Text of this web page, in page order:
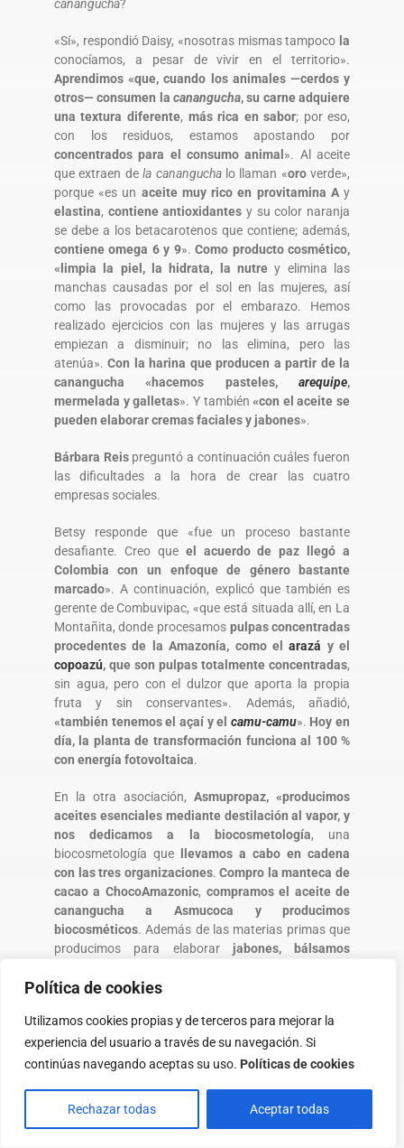
Política de cookies
Utilizamos cookies propias y de terceros para mejorar la
experiencia del usuario a través de su navegación. Si
continúas navegando aceptas su uso. Políticas de cookies
Rechazar todas Aceptar todas
canangucha?
«Sí», respondió Daisy, «nosotras mismas tampoco la
conocíamos, a pesar de vivir en el territorio».
Aprendimos «que, cuando los animales —cerdos y
otros— consumen la canangucha, su carne adquiere
una textura diferente, más rica en sabor; por eso,
con los residuos, estamos apostando por
concentrados para el consumo animal ». Al aceite
que extraen dela cananguchalo llaman «oroverde»,
porque «es un aceite muy rico en provitamina Ay
elastina, contiene antioxidantes y su color naranja
se debe a los betacarotenos que contiene; además,
contiene omega 6 y 9».Como producto cosmético,
«limpia la piel, la hidrata, la nutrey elimina las
manchas causadas por el sol en las mujeres, así
como las provocadas por el embarazo. Hemos
realizado ejercicios con las mujeres y las arrugas
empiezan a disminuir; no las elimina, pero las
atenúa».Con la harina que producen a partir de la
canangucha «hacemos pasteles,arequipe,
mermelada y galletas». Y también«con el aceite se
pueden elaborar cremas faciales y jabones».
Bárbara Reis preguntó a continuación cuáles fueron
las dificultades a la hora de crear las cuatro
empresas sociales.
Betsy responde que «fue un proceso bastante
desafiante. Creo que el acuerdo de paz llegó a
Colombia con un enfoque de género bastante
marcado». A continuación, explicó que también es
gerente de Combuvipac, «que está situada allí, en La
Montañita, donde procesamos pulpas concentradas
procedentes de la Amazonía, como elarazá y el
copoazú, que son pulpas totalmente concentradas,
sin agua, pero con el dulzor que aporta la propia
fruta y sin conservantes». Además, añadió,
«también tenemos el açaí y el camu-camu». Hoy en
día, la planta de transformación funciona al 100 %
con energía fotovoltaica.
En la otra asociación,Asmupropaz, «producimos
aceites esenciales mediante destilación al vapor, y
nos dedicamos a la biocosmetología, una
biocosmetología que
llevamos a cabo en cadena
con las tres organizaciones.Compro la manteca de
cacao a ChocoAmazonic, compramos el aceite de
canangucha a Asmucoca y producimos
biocosméticos. Además de las materias primas que
producimos para elaborar jabones, bálsamos
procesos, no solo fitoterapéuticos y cosméticos, sino
alimentarios».
Según Betsy, hoy estamos «por aquí, intentando
conseguir «un mayor reconocimiento de toda la